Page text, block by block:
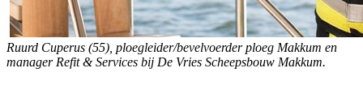
Ruurd Cuperus (55), ploegleider/bevelvoerder ploeg Makkum en
manager Refit & Services bij De Vries Scheepsbouw Makkum.